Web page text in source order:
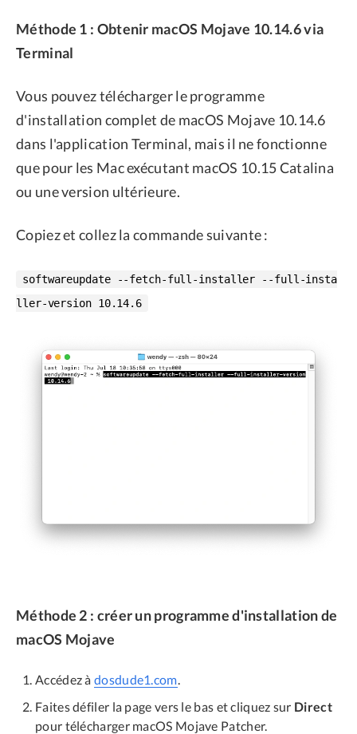
Méthode 1 : Obtenir macOS Mojave 10.14.6 via
Terminal
Vous pouvez télécharger le programme
d'installation complet de macOS Mojave 10.14.6
dans l'application Terminal, mais il ne fonctionne
que pour les Mac exécutant macOS 10.15 Catalina
ou une version ultérieure.
Copiez et collez la commande suivante :
softwareupdate --fetch-full-installer --full-insta
ller-version 10.14.6
Méthode 2 : créer un programme d'installation de
macOS Mojave
Accédez à dosdude1.com.
Faites défiler la page vers le bas et cliquez sur Direct
pour télécharger macOS Mojave Patcher.